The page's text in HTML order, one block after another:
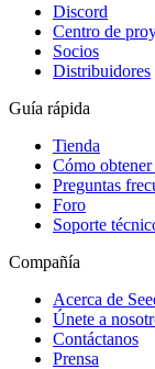
Discord
Centro de
Socios
Distribuidores
Guía rápida
Tienda
Cómo obtener
Preguntas
Foro
Soporte
Compañía
Acerca de
Únete a
Contáctanos
Prensa